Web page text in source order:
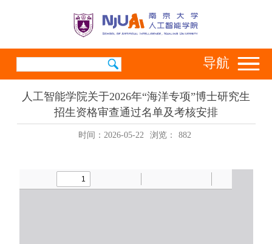
导航
人工智能学院关于2026年“海洋专项”博士研究生
招生资格审查通过名单及考核安排
时间：2026-05-22 浏览： 882